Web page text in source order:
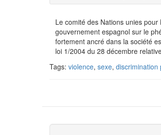
Le comité des Nations unies
gouvernement espagnol sur le
fortement ancré dans la société
loi 1/2004 du 28 décembre
Tags: violence, sexe, discrimination